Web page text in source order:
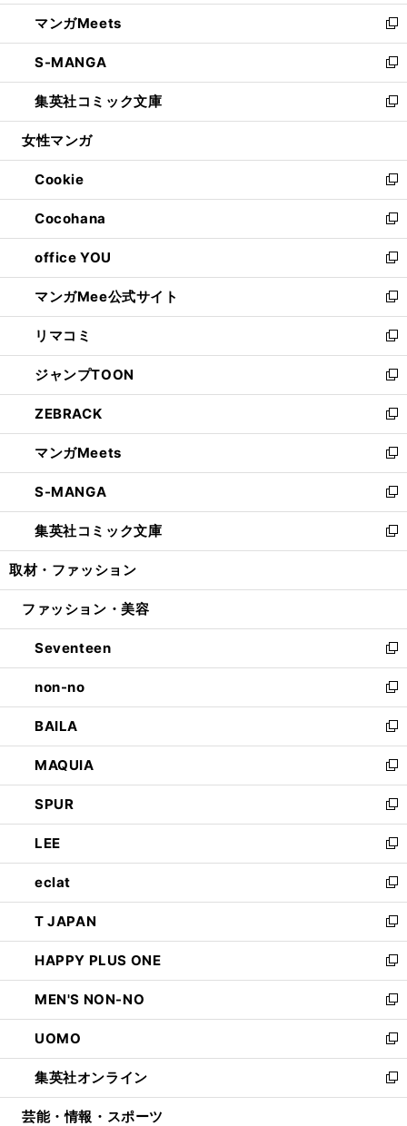
開
く
ウ
で
開
く
ン
ド
ウ
で
開
く
ウ
ィ
ン
ド
ウ
で
開
し
い
ウ
ィ
ン
ド
ウ
開
く
マンガMeets
新
し
い
ウ
ィ
ン
ウ
で
開
く
S-MANGA
新
し
い
ウ
ン
ド
ウ
で
開
く
集英社コミック文庫
新
し
ウ
ィ
ン
ド
ウ
で
開
く
女性マンガ
Cookie
新
し
い
ウ
ィ
ン
ド
ウ
で
開
く
Cocohana
新
し
い
ウ
ィ
ン
ド
ウ
で
開
く
office YOU
新
し
い
ウ
ィ
ン
ド
ウ
で
開
く
マンガMee公式サイト
新
し
い
ウ
ィ
ン
ド
ウ
で
開
く
リマコミ
新
し
い
ウ
ィ
ン
ド
ウ
で
開
く
ジャンプTOON
新
し
い
ウ
ィ
ン
ド
ウ
で
開
ZEBRACK
新
し
い
ウ
ィ
ン
ド
ウ
開
マンガMeets
新
し
い
ウ
ィ
ン
ウ
開
く
S-MANGA
新
し
い
ウ
ン
ウ
で
開
く
集英社コミック文庫
新
し
ウ
ン
ド
ウ
で
開
く
取材・ファッション
ファッション・美容
Seventeen
新
し
い
ウ
ィ
ン
ド
ウ
で
開
く
non-no
新
し
い
ウ
ィ
ン
ド
ウ
で
開
く
BAILA
新
し
い
ウ
ィ
ン
ド
ウ
で
開
く
MAQUIA
新
し
い
ウ
ィ
ン
ド
ウ
で
開
く
SPUR
新
し
い
ウ
ィ
ン
ド
ウ
で
開
く
LEE
新
し
い
ウ
ィ
ン
ド
ウ
で
開
く
eclat
新
し
い
ウ
ィ
ン
ド
ウ
で
開
く
T JAPAN
新
し
い
ウ
ィ
ン
ド
ウ
で
開
HAPPY PLUS ONE
新
し
い
ウ
ィ
ン
ド
ウ
MEN'S NON-NO
新
し
い
ウ
ィ
ン
UOMO
新
し
い
ウ
集英社オンライン
新
し
芸能・情報・スポーツ